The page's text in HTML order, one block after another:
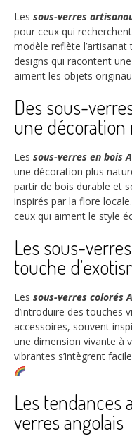
Les sous-verres
pour ceux qui
modèle reflète
designs qui racontent
aiment les objets
Des sous-
une décoration
Les sous-verres en bois
une décoration plus
partir de bois durable et
inspirés par la flore
ceux qui aiment le style
Les sous-
touche
Les sous-verres colorés
d’introduire des touches
accessoires, souvent
une dimension vivante à
vibrantes s’intègrent
Les tendances
verres angolais